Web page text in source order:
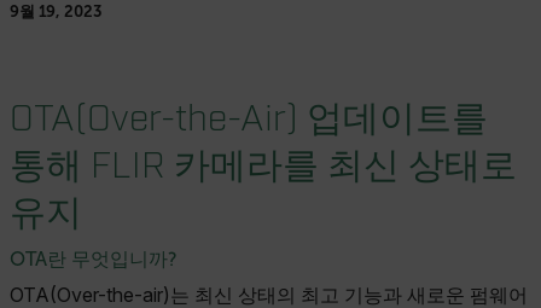
9월 19, 2023
OTA(Over-the-Air) 업데이트를
통해 FLIR 카메라를 최신 상태로
유지
OTA란 무엇입니까?
OTA(Over-the-air)는 최신 상태의 최고 기능과 새로운 펌웨어